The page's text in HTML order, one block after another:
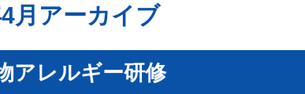
月アーカイブ
アレルギー研修